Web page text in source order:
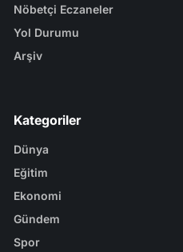
Nöbetçi Eczaneler
Yol Durumu
Arşiv
Kategoriler
Dünya
Eğitim
Ekonomi
Gündem
Spor